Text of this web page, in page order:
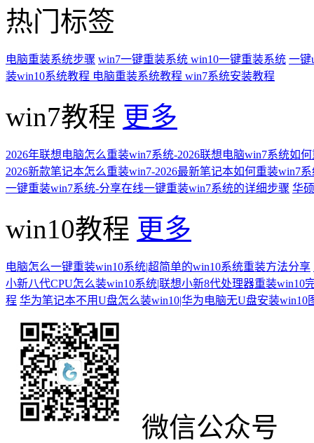
热门标签
电脑重装系统步骤 win7一键重装系统 win10一键重装系统 一键
装win10系统教程 电脑重装系统教程 win7系统安装教程
win7教程 更多
2026年联想电脑怎么重装win7系统-2026联想电脑win7系统如
2026新款笔记本怎么重装win7-2026最新笔记本如何重装win7
一键重装win7系统-分享在线一键重装win7系统的详细步骤 华
win10教程 更多
电脑怎么一键重装win10系统|超简单的win10系统重装方法分享
小新八代CPU怎么装win10系统|联想小新8代处理器重装win10
程 华为笔记本不用U盘怎么装win10|华为电脑无U盘安装win10
微信公众号